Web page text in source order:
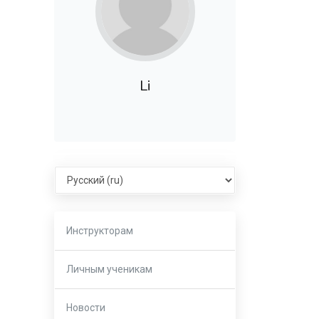
Li
Select language
Инструкторам
Личным ученикам
Новости